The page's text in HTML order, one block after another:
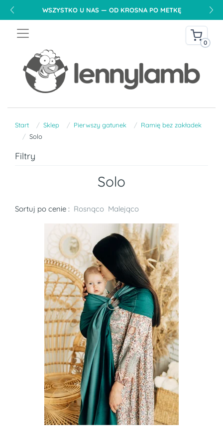
WSZYSTKO U NAS — OD KROSNA PO METKĘ
0
Start Sklep Pierwszy gatunek
Ramię bez zakładek
Solo
Filtry
Solo
Sortuj po cenie : Rosnąco Malejąco